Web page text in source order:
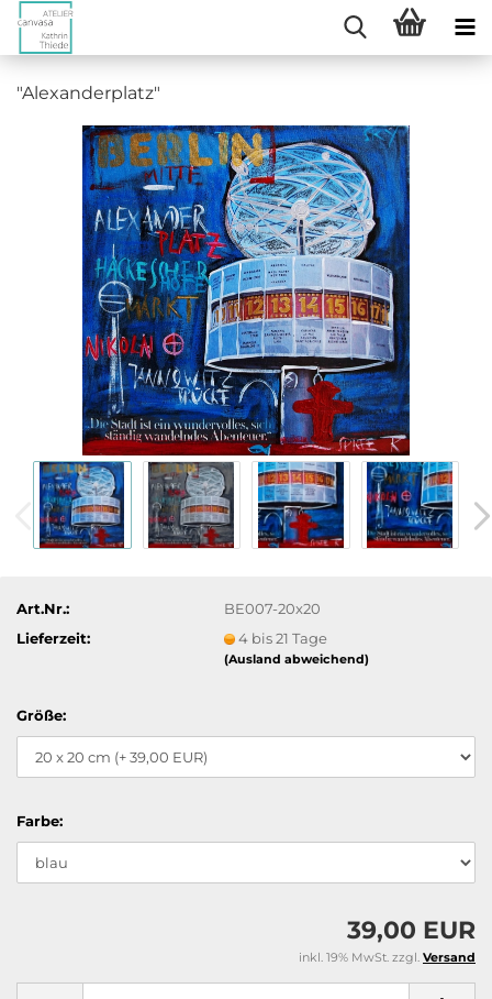
"Alexanderplatz"
Art.Nr.:
BE007-20x20
Lieferzeit:
4 bis 21 Tage
(Ausland abweichend)
Größe:
Farbe:
39,00 EUR
inkl. 19% MwSt. zzgl. Versand